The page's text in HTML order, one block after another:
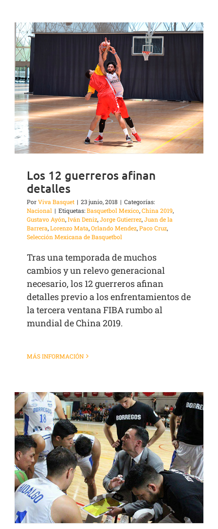
Los 12 guerreros afinan
detalles
PorViva Basquet | 23 junio, 2018 | Categorías:
Nacional | Etiquetas:Basquetbol Mexico,China 2019,
Gustavo Ayón,Iván Deniz,Jorge Gutierrez,Juan de la
Barrera,Lorenzo Mata,Orlando Mendez,Paco Cruz,
Selección Mexicana de Basquetbol
Tras una temporada de muchos
cambios y un relevo generacional
necesario, los 12 guerreros afinan
detalles previo a los enfrentamientos de
la tercera ventana FIBA rumbo al
mundial de China 2019.
MÁS INFORMACIÓN